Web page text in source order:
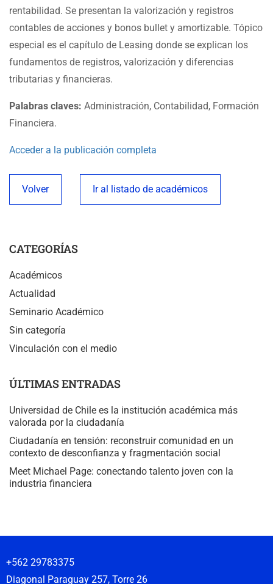
rentabilidad. Se presentan la valorización y registros
contables de acciones y bonos bullet y amortizable. Tópico
especial es el capítulo de Leasing donde se explican los
fundamentos de registros, valorización y diferencias
tributarias y financieras.
Palabras claves: Administración, Contabilidad, Formación
Financiera.
Acceder a la publicación completa
Volver Ir al listado de académicos
CATEGORÍAS
Académicos
Actualidad
Seminario Académico
Sin categoría
Vinculación con el medio
ÚLTIMAS ENTRADAS
Universidad de Chile es la institución académica más
valorada por la ciudadanía
Ciudadanía en tensión: reconstruir comunidad en un
contexto de desconfianza y fragmentación social
Meet Michael Page: conectando talento joven con la
industria financiera
+562 29783375
Diagonal Paraguay 257, Torre 26